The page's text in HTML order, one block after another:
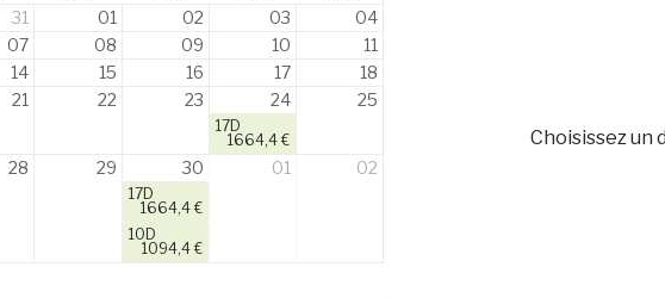
31 01 02 03
04
07 08 09 10
11
14 15 16 17
18
21 22 23 24
17D
1664,4 €
25
28 29 30
17D
1664,4 €
10D
1094,4 €
01 02
Choisissez un